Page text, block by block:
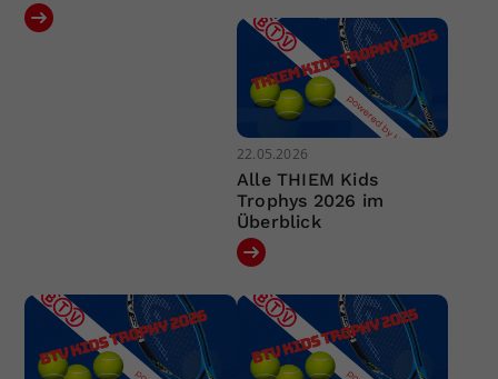
22.05.2026
Alle THIEM Kids
Trophys 2026 im
Überblick